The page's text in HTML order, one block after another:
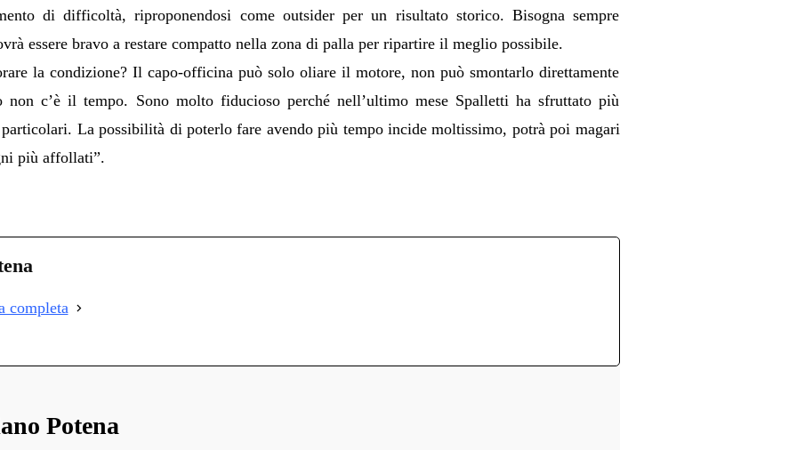
di difficoltà, riproponendosi come outsider per un risultato storico. Bisogna sempre
essere bravo a restare compatto nella zona di palla per ripartire il meglio possibile.
la condizione? Il capo-officina può solo oliare il motore, non può smontarlo direttamente
non c’è il tempo. Sono molto fiducioso perché nell’ultimo mese Spalletti ha sfruttato più
La possibilità di poterlo fare avendo più tempo incide moltissimo, potrà poi magari
più affollati”.
completa
Potena